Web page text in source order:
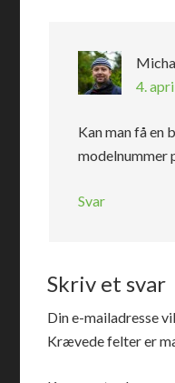
4.
Kan man få en
modelnummer
Svar
Skriv et svar
Din e-mailadresse
Krævede felter er